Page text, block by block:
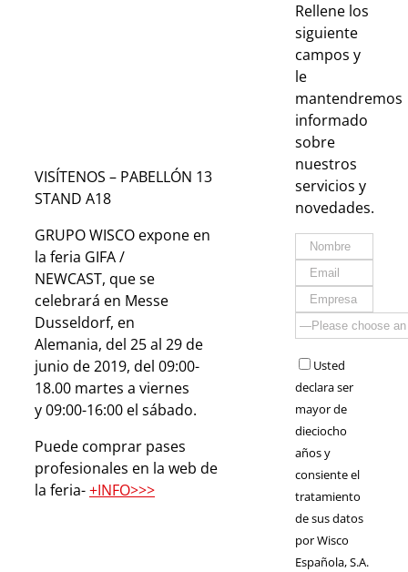
VISÍTENOS – PABELLÓN 13
STAND A18
GRUPO WISCO expone en
la feria GIFA /
NEWCAST, que se
celebrará en Messe
Dusseldorf, en
Alemania, del 25 al 29 de
junio de 2019, del 09:00-
18.00 martes a viernes
y 09:00-16:00 el sábado.
Puede comprar pases
profesionales en la web de
la feria-+INFO>>>
Rellene los
siguiente
campos y
le
mantendremos
informado
sobre
nuestros
servicios y
novedades.
Usted
declara ser
mayor de
dieciocho
años y
consiente el
tratamiento
de sus datos
por Wisco
Española, S.A.